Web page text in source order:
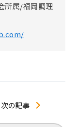
所属/福岡調理
次の記事